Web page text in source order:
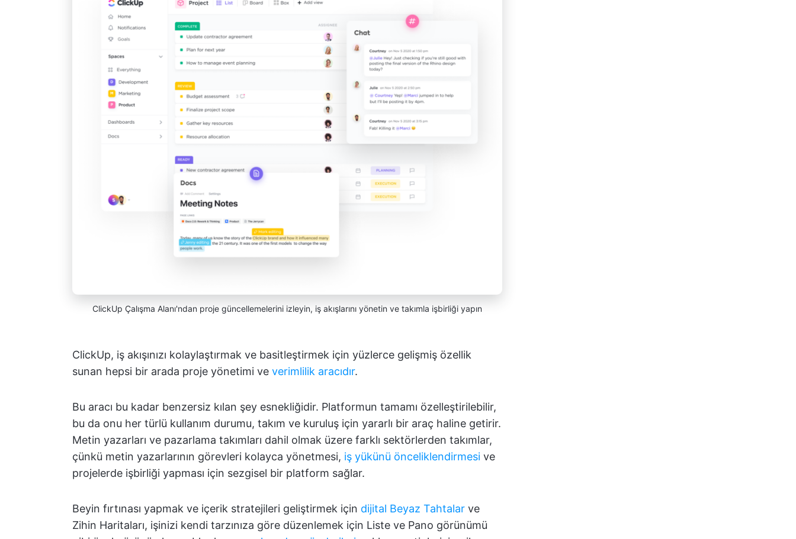
ClickUp Çalışma Alanı'ndan proje güncellemelerini izleyin, iş akışlarını yönetin ve takımla işbirliği yapın
ClickUp, iş akışınızı kolaylaştırmak ve basitleştirmek için yüzlerce gelişmiş özellik
sunan hepsi bir arada proje yönetimi ve verimlilik aracıdır.
Bu aracı bu kadar benzersiz kılan şey esnekliğidir. Platformun tamamı özelleştirilebilir,
bu da onu her türlü kullanım durumu, takım ve kuruluş için yararlı bir araç haline getirir.
Metin yazarları ve pazarlama takımları dahil olmak üzere farklı sektörlerden takımlar,
çünkü metin yazarlarının görevleri kolayca yönetmesi, iş yükünü önceliklendirmesi ve
projelerde işbirliği yapması için sezgisel bir platform sağlar.
Beyin fırtınası yapmak ve içerik stratejileri geliştirmek için dijital Beyaz Tahtalar ve
Zihin Haritaları, işinizi kendi tarzınıza göre düzenlemek için Liste ve Pano görünümü